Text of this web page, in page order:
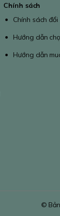
Chính sách
Chính sách
Hướng dẫn
Hướng dẫn
©